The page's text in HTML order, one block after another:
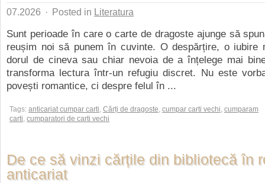
07.2026 · Posted in Literatura
Sunt perioade în care o carte de dragoste ajunge să
reușim noi să punem în cuvinte. O despărțire, o iubire
dorul de cineva sau chiar nevoia de a înțelege mai
transforma lectura într-un refugiu discret. Nu este
povești romantice, ci despre felul în ...
Tags: anticariat cumpar carti, Cărți de dragoste, cumpar carti vechi, cumparam
carti, cumparatori de carti vechi
De ce să vinzi cărțile din bibliotecă în
anticariat